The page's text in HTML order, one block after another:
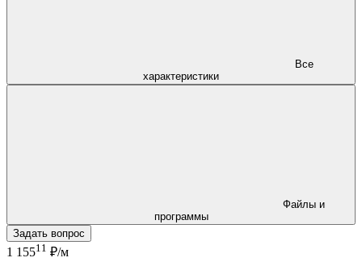
характеристики
программы
Задать вопрос
1 15511 ₽/м